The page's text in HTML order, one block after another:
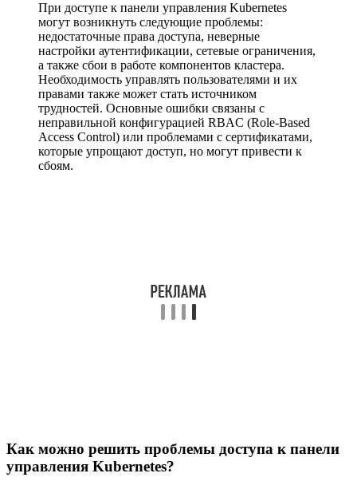
При доступе к панели управления Kubernetes
могут возникнуть следующие проблемы:
недостаточные права доступа, неверные
настройки аутентификации, сетевые ограничения,
а также сбои в работе компонентов кластера.
Необходимость управлять пользователями и их
правами также может стать источником
трудностей. Основные ошибки связаны с
неправильной конфигурацией RBAC (Role-Based
Access Control) или проблемами с сертификатами,
которые упрощают доступ, но могут привести к
сбоям.
Как можно решить проблемы доступа к панели
управления Kubernetes?